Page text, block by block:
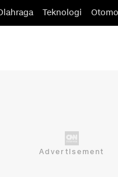
Teknologi